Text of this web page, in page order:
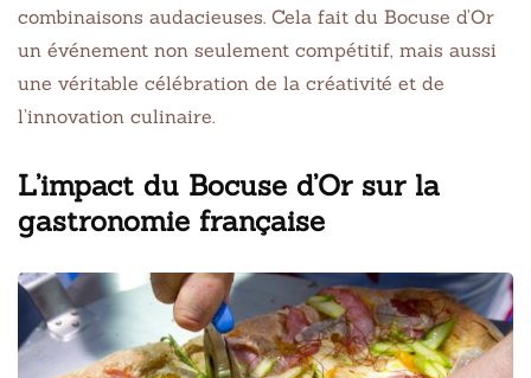
combinaisons audacieuses. Cela fait du Bocuse d’Or
un événement non seulement compétitif, mais aussi
une véritable célébration de la créativité et de
l’innovation culinaire.
L’impact du Bocuse d’Or sur la
gastronomie française